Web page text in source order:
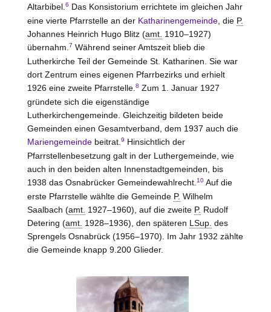
Altarbibel.6 Das Konsistorium errichtete im gleichen Jahr
eine vierte Pfarrstelle an der Katharinengemeinde, die P.
Johannes Heinrich Hugo Blitz (amt. 1910–1927)
übernahm.7 Während seiner Amtszeit blieb die
Lutherkirche Teil der Gemeinde St. Katharinen. Sie war
dort Zentrum eines eigenen Pfarrbezirks und erhielt
1926 eine zweite Pfarrstelle.8 Zum 1. Januar 1927
gründete sich die eigenständige
Lutherkirchengemeinde. Gleichzeitig bildeten beide
Gemeinden einen Gesamtverband, dem 1937 auch die
Mariengemeindebeitrat.9 Hinsichtlich der
Pfarrstellenbesetzung galt in der Luthergemeinde, wie
auch in den beiden alten Innenstadtgemeinden, bis
1938 das Osnabrücker Gemeindewahlrecht.10Auf die
erste Pfarrstelle wählte die Gemeinde P. Wilhelm
Saalbach (amt. 1927–1960), auf die zweite P. Rudolf
Detering (amt. 1928–1936), den späteren LSup. des
Sprengels Osnabrück (1956–1970). Im Jahr 1932 zählte
die Gemeinde knapp 9.200 Glieder.